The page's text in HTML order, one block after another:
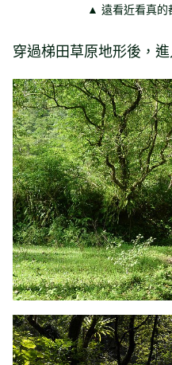
▲ 遠看近看真的
穿過梯田草原地形後，